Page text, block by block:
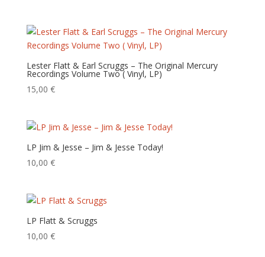
Lester Flatt & Earl Scruggs – The Original Mercury
Recordings Volume Two ( Vinyl, LP)
15,00 €
LP Jim & Jesse – Jim & Jesse Today!
10,00 €
LP Flatt & Scruggs
10,00 €